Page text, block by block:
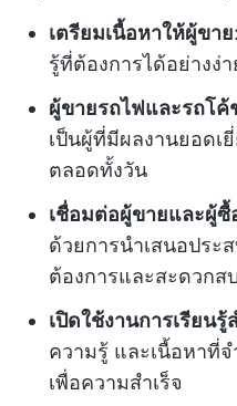
เตรียมเนื้อหาให้ผู้ขาย
รู้ที่ต้องการได้อย่างง่
ผู้ขายรถไฟและรถโค้
เป็นผู้ที่มีผลงานยอดเ
ตลอดทั้งวัน
เชื่อมต่อผู้ขายและผู้ซื้
ด้วยการนำเสนอปร
ต้องการและสะดวกส
เปิดใช้งานการเรียน
ความรู้ และเนื้อหาที่
เพื่อความสำเร็จ